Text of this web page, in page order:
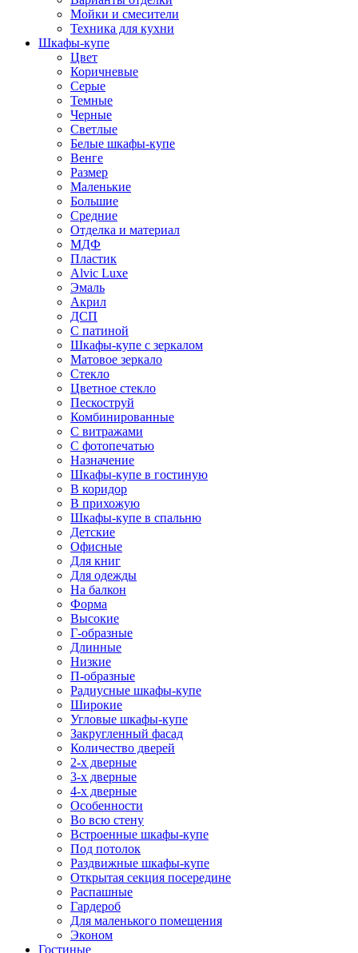
Мойки и смесители
Техника для кухни
Шкафы-купе
Цвет
Коричневые
Серые
Темные
Черные
Светлые
Белые шкафы-купе
Венге
Размер
Маленькие
Большие
Средние
Отделка и материал
МДФ
Пластик
Alvic Luxe
Эмаль
Акрил
ДСП
С патиной
Шкафы-купе с зеркалом
Матовое зеркало
Стекло
Цветное стекло
Пескоструй
Комбинированные
С витражами
С фотопечатью
Назначение
Шкафы-купе в гостиную
В коридор
В прихожую
Шкафы-купе в спальню
Детские
Офисные
Для книг
Для одежды
На балкон
Форма
Высокие
Г-образные
Длинные
Низкие
П-образные
Радиусные шкафы-купе
Широкие
Угловые шкафы-купе
Закругленный фасад
Количество дверей
2-х дверные
3-х дверные
4-х дверные
Особенности
Во всю стену
Встроенные шкафы-купе
Под потолок
Раздвижные шкафы-купе
Открытая секция посередине
Распашные
Гардероб
Для маленького помещения
Эконом
Гостиные